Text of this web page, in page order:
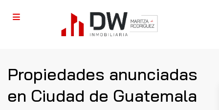
Propiedades anunciadas
en Ciudad de Guatemala